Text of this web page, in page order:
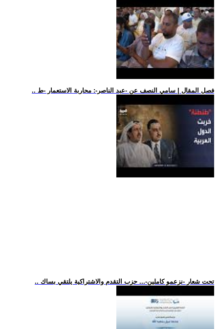
.. فصل المقال | سامي النصف عن -عبد الناصر-: محاربة الاستعمار -ط
.. تحت شعار -نزعمو كاملين-... حزب التقدم والاشتراكية يلتقي بساك